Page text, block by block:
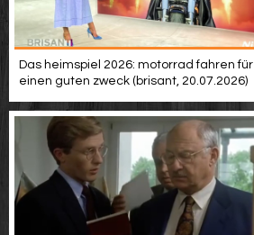
Das heimspiel 2026: motorrad fahren für
einen guten zweck (brisant, 20.07.2026)